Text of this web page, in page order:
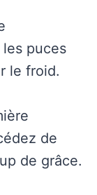
puces
le froid.
de
de grâce.